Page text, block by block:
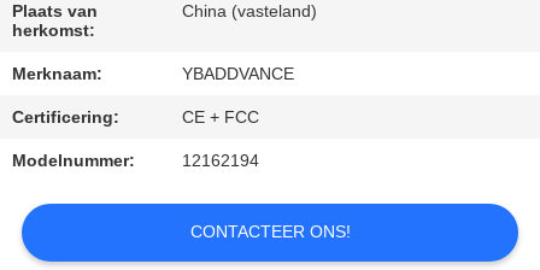
EEN
CITAAT
SITEMAP
Plaats van
herkomst:
China (vasteland)
Merknaam: YBADDVANCE
Certificering: CE + FCC
Modelnummer: 12162194
CONTACTEER ONS!